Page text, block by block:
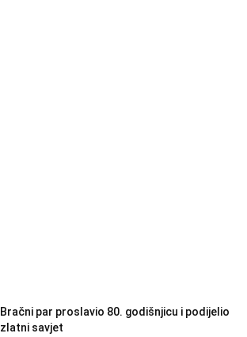
Bračni par proslavio 80. godišnjicu i podijelio
zlatni savjet